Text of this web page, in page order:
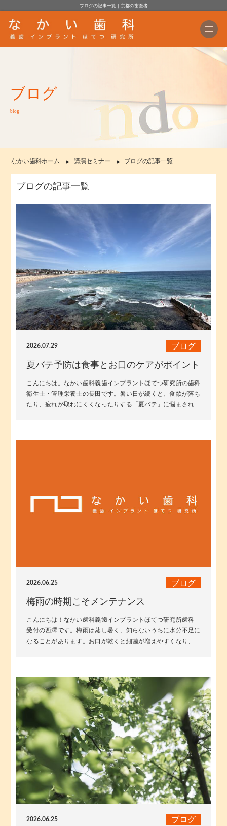
ブログの記事一覧｜京都の歯医者
ブログ
blog
なかい歯科ホーム 講演セミナー ブログの記事一覧
ブログの記事一覧
2026.07.29 ブログ
夏バテ予防は食事とお口のケアがポイント
こんにちは。なかい歯科義歯インプラントほてつ研究所の歯科
衛生士・管理栄養士の長田です。暑い日が続くと、食欲が落ち
たり、疲れが取れにくくなったりする「夏バテ」に悩まされる
2026.06.25 ブログ
梅雨の時期こそメンテナンス
こんにちは！なかい歯科義歯インプラントほてつ研究所歯科
受付の西澤です。梅雨は蒸し暑く、知らないうちに水分不足に
なることがあります。お口が乾くと細菌が増えやすくなり、口
2026.06.25 ブログ